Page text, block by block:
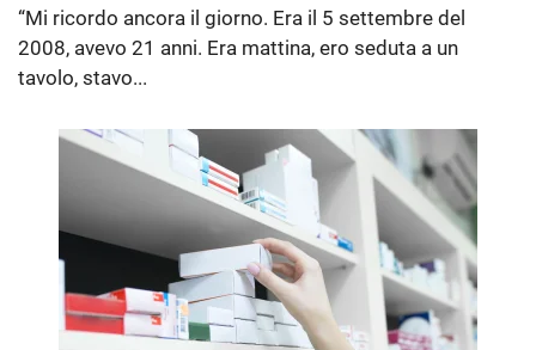
“Mi ricordo ancora il giorno. Era il 5 settembre del
2008, avevo 21 anni. Era mattina, ero seduta a un
tavolo, stavo...